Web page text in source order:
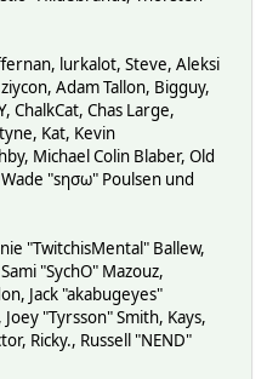
lurkalot, Steve, Aleksi
Adam Tallon, Bigguy,
ChalkCat, Chas Large,
Kat, Kevin
Michael Colin Blaber, Old
"sησω" Poulsen und
"TwitchisMental" Ballew,
"SychO" Mazouz,
Jack "akabugeyes"
"Tyrsson" Smith, Kays,
Ricky., Russell "NEND"